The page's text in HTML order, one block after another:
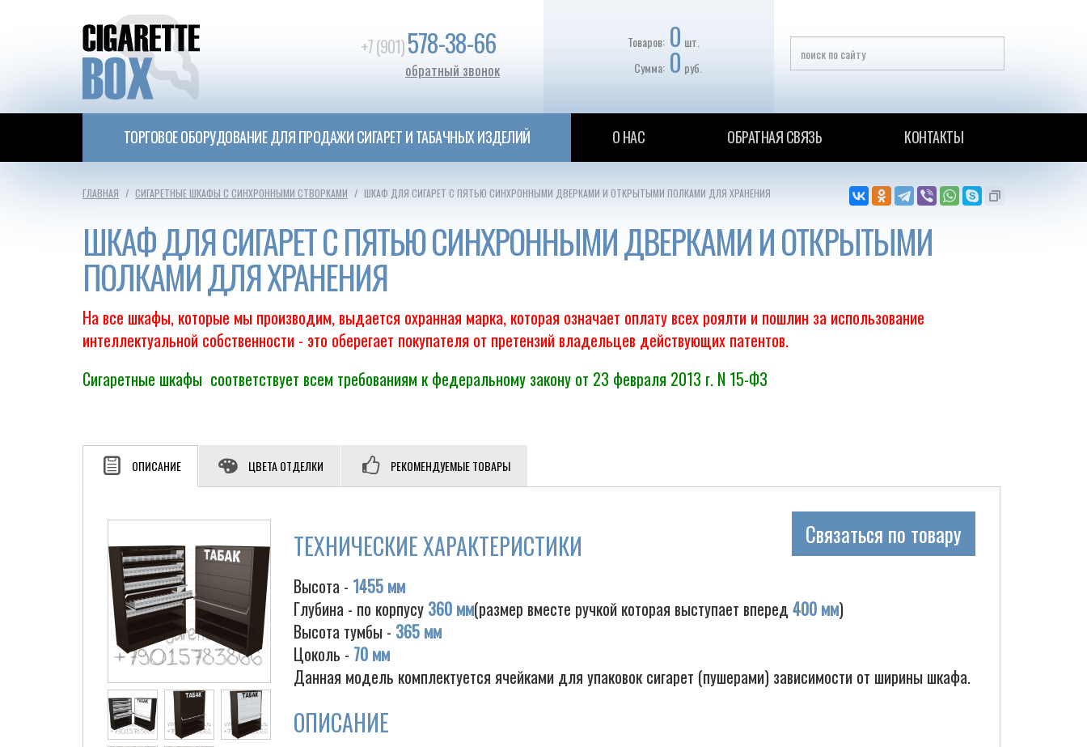
+7 (901)578-38-66
обратный звонок
Товаров: 0 шт.
Сумма: 0 руб.
ТОРГОВОЕ ОБОРУДОВАНИЕ ДЛЯ ПРОДАЖИ СИГАРЕТ И ТАБАЧНЫХ ИЗДЕЛИЙ О НАС ОБРАТНАЯ СВЯЗЬ КОНТАКТЫ
ГЛАВНАЯ СИГАРЕТНЫЕ ШКАФЫ С СИНХРОННЫМИ СТВОРКАМИ ШКАФ ДЛЯ СИГАРЕТ С ПЯТЬЮ СИНХРОННЫМИ ДВЕРКАМИ И ОТКРЫТЫМИ ПОЛКАМИ ДЛЯ ХРАНЕНИЯ
ШКАФ ДЛЯ СИГАРЕТ С ПЯТЬЮ СИНХРОННЫМИ ДВЕРКАМИ И ОТКРЫТЫМИ
ПОЛКАМИ ДЛЯ ХРАНЕНИЯ
На все шкафы, которые мы производим, выдается охранная марка, которая означает оплату всех роялти и пошлин за использование
интеллектуальной собственности - это оберегает покупателя от претензий владельцев действующих патентов.
Сигаретные шкафы соответствует всем требованиям к федеральному закону от 23 февраля 2013 г. N 15-ФЗ
ОПИСАНИЕ ЦВЕТА ОТДЕЛКИ РЕКОМЕНДУЕМЫЕ ТОВАРЫ
Связаться по товару
ТЕХНИЧЕСКИЕ ХАРАКТЕРИСТИКИ
Высота - 1455 мм
Глубина - по корпусу 360 мм(размер вместе ручкой которая выступает вперед400 мм)
Высота тумбы - 365 мм
Цоколь - 70 мм
Данная модель комплектуется ячейками для упаковок сигарет (пушерами) зависимости от ширины шкафа.
ОПИСАНИЕ